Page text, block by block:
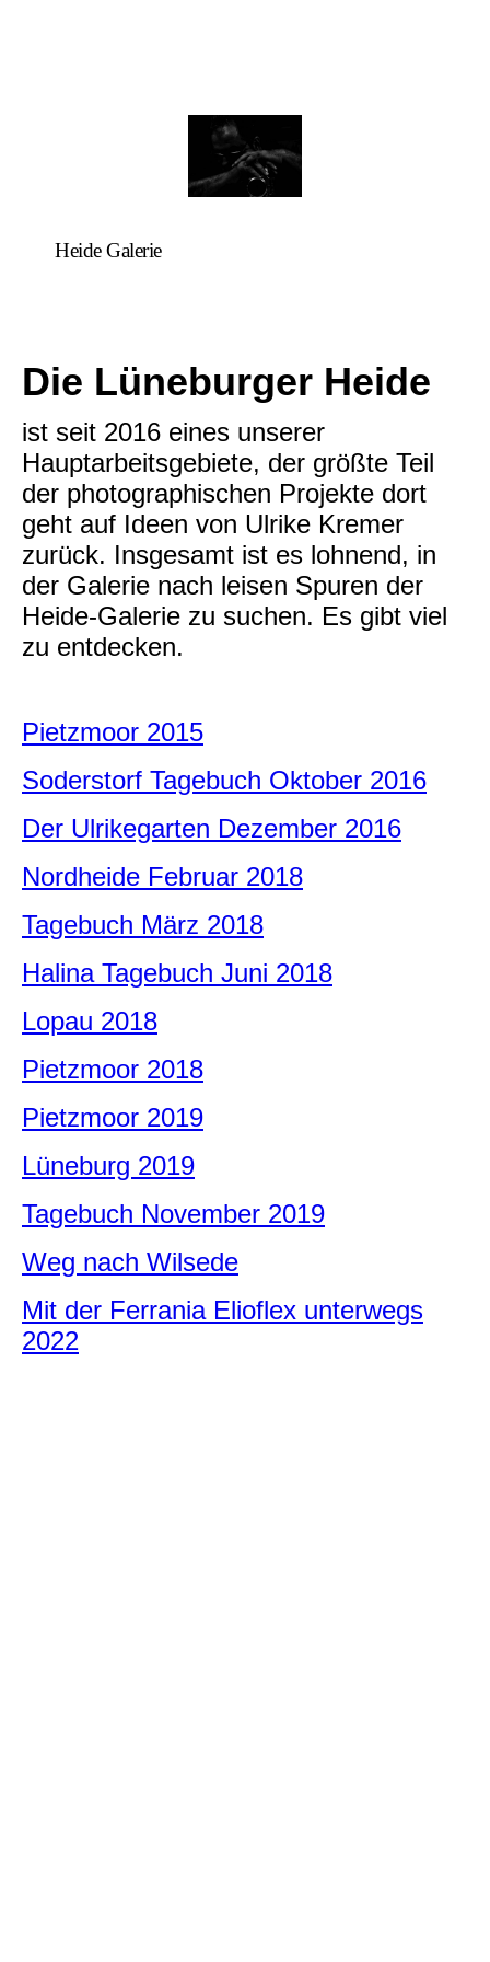
Heide Galerie
Die Lüneburger Heide
ist seit 2016 eines unserer
Hauptarbeitsgebiete, der größte Teil
der photographischen Projekte dort
geht auf Ideen von Ulrike Kremer
zurück. Insgesamt ist es lohnend, in
der Galerie nach leisen Spuren der
Heide-Galerie zu suchen. Es gibt viel
zu entdecken.
Pietzmoor 2015
Soderstorf Tagebuch Oktober 2016
Der Ulrikegarten Dezember 2016
Nordheide Februar 2018
Tagebuch März 2018
Halina Tagebuch Juni 2018
Lopau 2018
Pietzmoor 2018
Pietzmoor 2019
Lüneburg 2019
Tagebuch November 2019
Weg nach Wilsede
Mit der Ferrania Elioflex unterwegs
2022